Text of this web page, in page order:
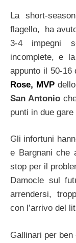
La short-
flagello, ha
3-4 impegni
incomplete, e
appunto il 50-16
Rose, MVP
San Antonio
punti in due
Gli infortuni
e Bargnani che
stop per il
Damocle sul
arrendersi,
con l’arrivo del
Gallinari per